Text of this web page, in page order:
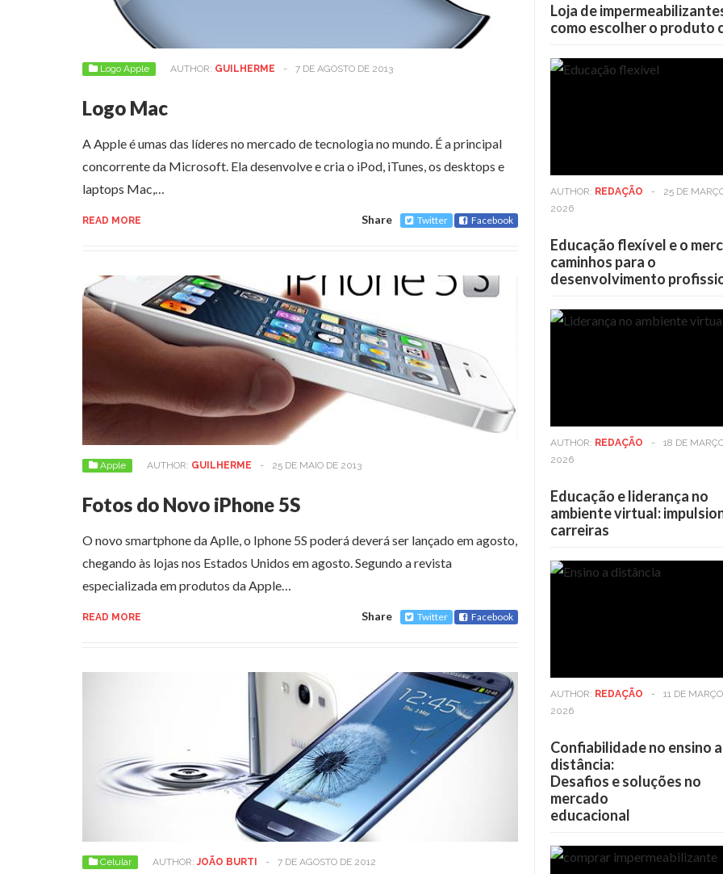
Logo Apple AUTHOR: GUILHERME - 7 DE AGOSTO DE 2013
Logo Mac
A Apple é umas das líderes no mercado de tecnologia no mundo. É a principal
concorrente da Microsoft. Ela desenvolve e cria o iPod, iTunes, os desktops e
laptops Mac,…
READ MORE Share Twitter Facebook
Apple AUTHOR: GUILHERME - 25 DE MAIO DE 2013
Fotos do Novo iPhone 5S
O novo smartphone da Aplle, o Iphone 5S poderá deverá ser lançado em agosto,
chegando às lojas nos Estados Unidos em agosto. Segundo a revista
especializada em produtos da Apple…
READ MORE Share Twitter Facebook
Celular AUTHOR:JOÃO BURTI - 7 DE AGOSTO DE 2012
Loja de
como escolher o produto
AUTHOR: REDAÇÃO -
25 DE
2026
Educação flexível e o
caminhos para o
desenvolvimento
AUTHOR: REDAÇÃO -
18 DE
2026
Educação e liderança no
ambiente virtual:
carreiras
AUTHOR: REDAÇÃO -
11 DE
2026
Confiabilidade no ensino a
distância:
Desafios e soluções no
mercado
educacional
Casa 6 DE MAIO DE 2025